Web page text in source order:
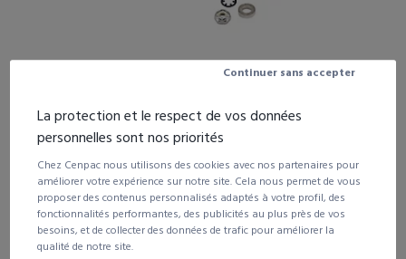
160,41€HT l'unité
vendu à l'unité
La protection et le respect de vos données
personnelles sont nos priorités
Chez Cenpac nous utilisons des cookies avec nos partenaires pour
améliorer votre expérience sur notre site. Cela nous permet de vous
proposer des contenus personnalisés adaptés à votre profil, des
fonctionnalités performantes, des publicités au plus près de vos
besoins, et de collecter des données de trafic pour améliorer la
qualité de notre site.
Continuer sans accepter